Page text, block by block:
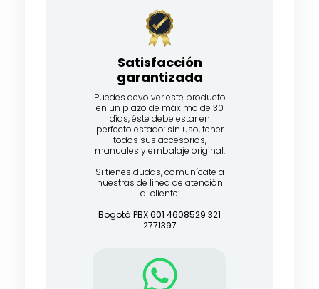
Satisfacción
garantizada​
Puedes devolver este producto
en un plazo de máximo de 30
días, éste debe estar en
perfecto estado: sin uso, tener
todos sus accesorios,
manuales y embalaje original.
Si tienes dudas, comunícate a
nuestras de linea de atención
al cliente:
Bogotá PBX 601 4608529 321
2771397